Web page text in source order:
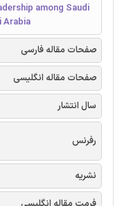
among Saudi
Arabia
صفحات مقاله فارسی
صفحات مقاله انگلیسی
سال انتشار
رفرنس
نشریه